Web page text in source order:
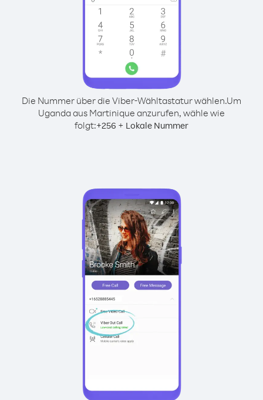
Die Nummer über die Viber-Wähltastatur wählen.Um
Uganda aus Martinique anzurufen, wähle wie
folgt:+256 + Lokale Nummer